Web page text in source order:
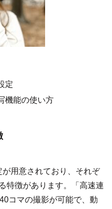
定
機能の使い方
用意されており、それぞ
特徴があります。「高速連
コマの撮影が可能で、動